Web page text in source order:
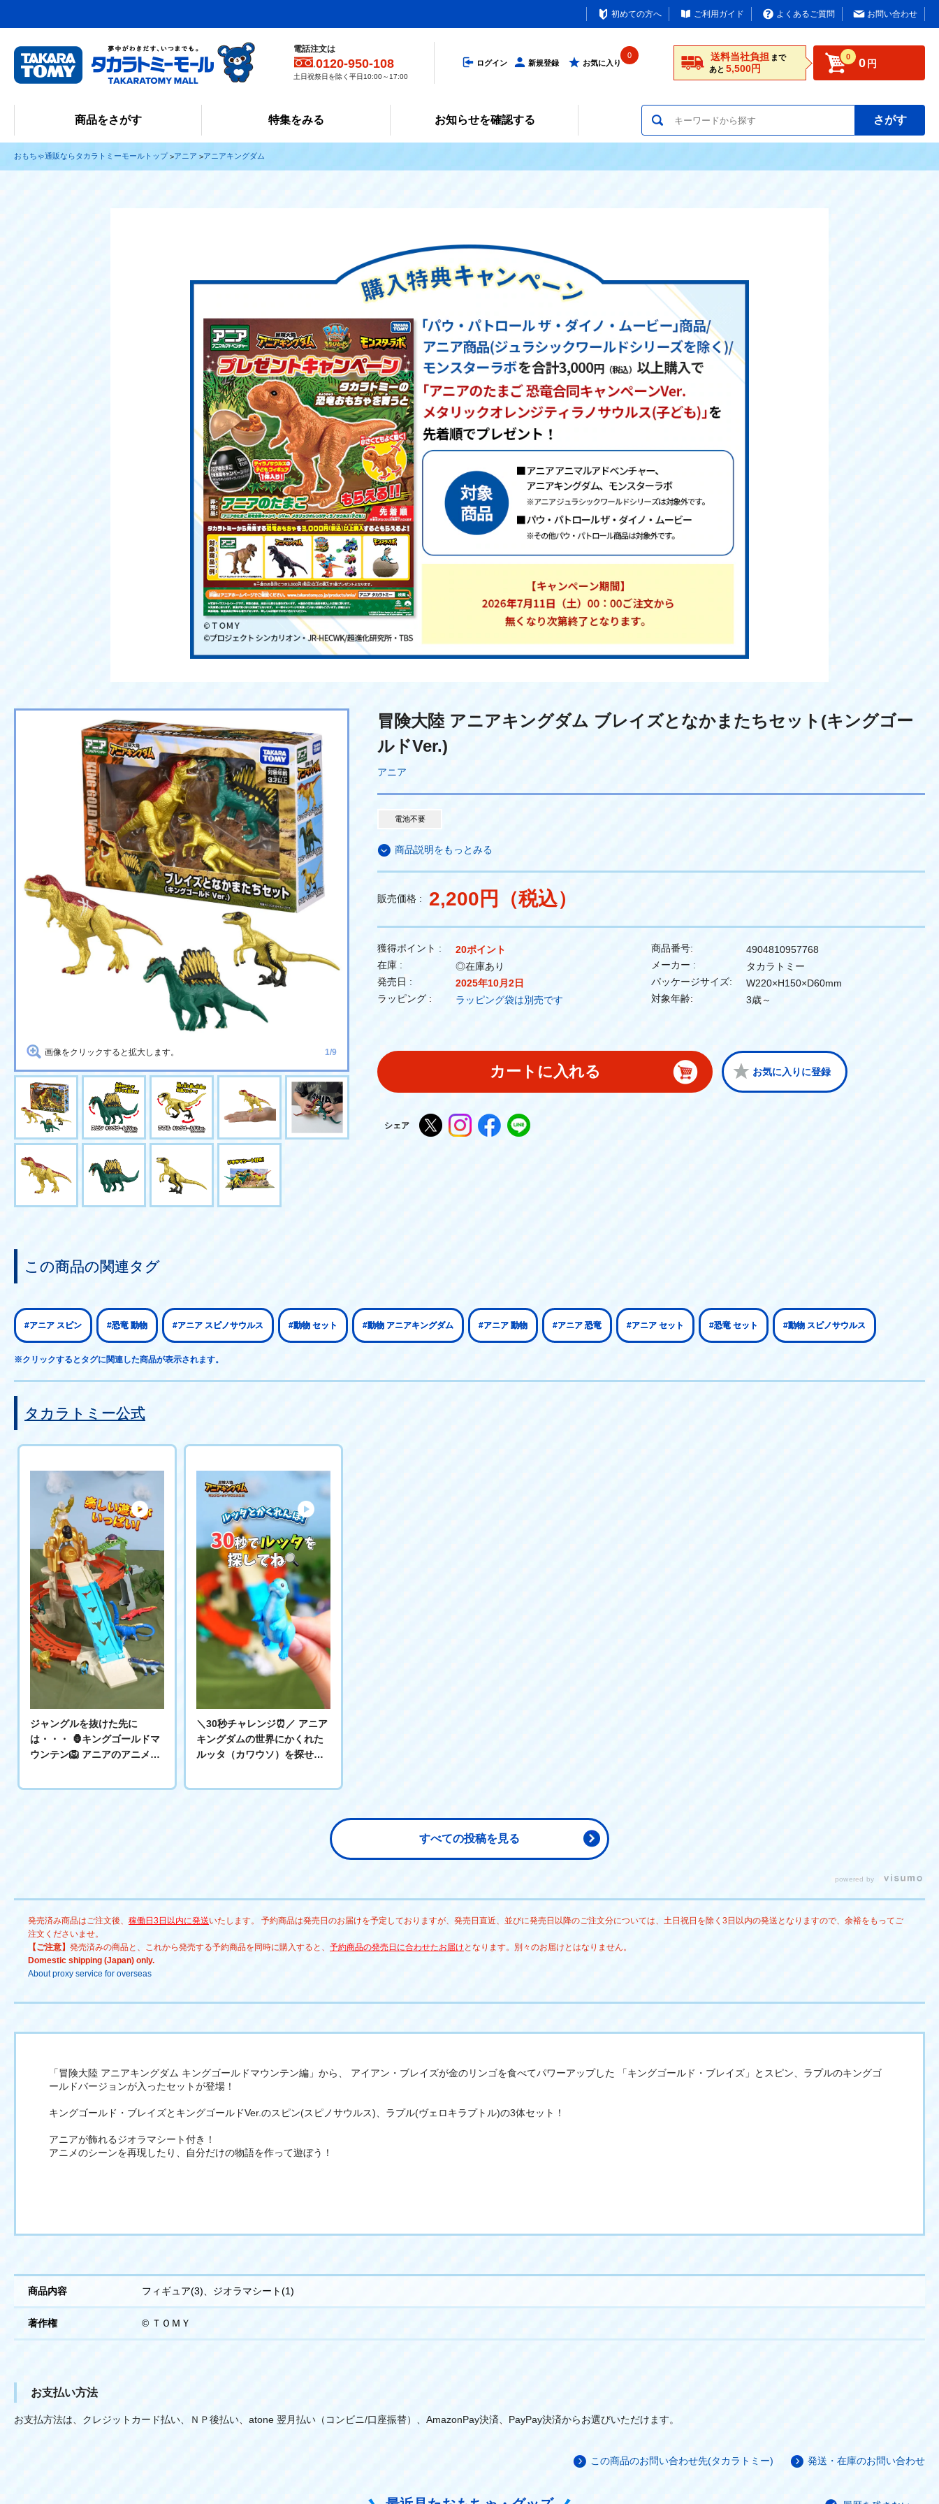
初めての方へ ご利用ガイド よくあるご質問 お問い合わせ
電話注文は
0120-950-108
土日祝祭日を除く平日10:00～17:00
ログイン 新規登録 お気に入り
0 送料当社負担 まで
あと 5,500円
0 0 円
商品をさがす 特集をみる お知らせを確認する さがす
おもちゃ通販ならタカラトミーモールトップ アニア アニアキングダム
画像をクリックすると拡大します。 1/9
冒険大陸 アニアキングダム ブレイズとなかまたちセット(キングゴー
ルドVer.)
アニア
電池不要
商品説明をもっとみる
販売価格 : 2,200円（税込）
獲得ポイント :
20ポイント
在庫 :
◎在庫あり
発売日 :
2025年10月2日
ラッピング :
ラッピング袋は別売です
商品番号:
4904810957768
メーカー :
タカラトミー
パッケージサイズ:
W220×H150×D60mm
対象年齢:
3歳～
カートに入れる お気に入りに登録
シェア
この商品の関連タグ
#アニア スピン #恐竜 動物 #アニア スピノサウルス #動物 セット #動物 アニアキングダム #アニア 動物 #アニア 恐竜 #アニア セット #恐竜 セット #動物 スピノサウルス
※クリックするとタグに関連した商品が表示されます。
タカラトミー公式
ジャングルを抜けた先に
は・・・ 🦍キングゴールドマ
ウンテン🦁 アニアのアニメ
#takaratomy #アニア #アニア
キングダム #ania
#aniakingdom
＼30秒チャレンジ⏰／ アニア
キングダムの世界にかくれた
ルッタ（カワウソ）を探せ👀
＝＝＝＝＝＝＝＝＝＝＝＝ #
アニア #アニアキングダム
すべての投稿を見る
powered by
発売済み商品はご注文後、 稼働日3日以内に発送いたします。 予約商品は発売日のお届けを予定しておりますが、発売日直近、並びに発売日以降のご注文分については、土日祝日を除く3日以内の発送となりますので、余裕をもってご
注文くださいませ。
【ご注意】 発売済みの商品と、これから発売する予約商品を同時に購入すると、 予約商品の発売日に合わせたお届け となります。別々のお届けとはなりません。
Domestic shipping (Japan) only.
About proxy service for overseas
「冒険大陸 アニアキングダム キングゴールドマウンテン編」から、 アイアン・ブレイズが金のリンゴを食べてパワーアップした 「キングゴールド・ブレイズ」とスピン、ラプルのキングゴ
ールドバージョンが入ったセットが登場！
キングゴールド・ブレイズとキングゴールドVer.のスピン(スピノサウルス)、ラプル(ヴェロキラプトル)の3体セット！
アニアが飾れるジオラマシート付き！
アニメのシーンを再現したり、自分だけの物語を作って遊ぼう！
商品内容 フィギュア(3)、ジオラマシート(1)
著作権 © ＴＯＭＹ
お支払い方法
お支払方法は、クレジットカード払い、ＮＰ後払い、atone 翌月払い（コンビニ/口座振替）、AmazonPay決済、PayPay決済からお選びいただけます。
この商品のお問い合わせ先(タカラトミー) 発送・在庫のお問い合わせ